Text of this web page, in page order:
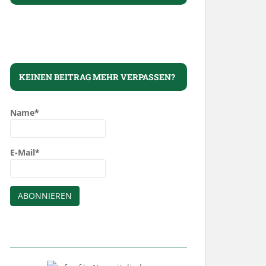
KEINEN BEITRAG MEHR VERPASSEN?
Name*
E-Mail*